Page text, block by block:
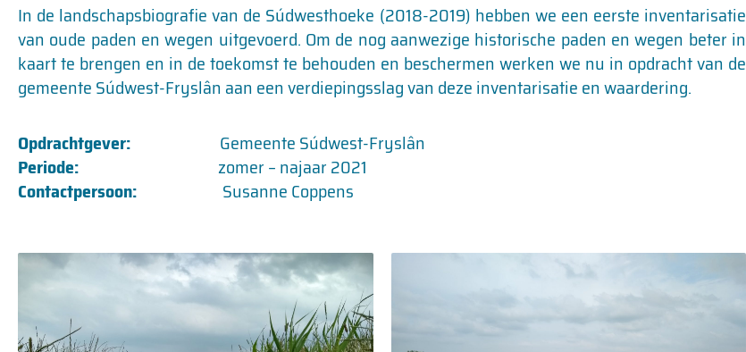
In de landschapsbiografie van de Súdwesthoeke (2018-2019) hebben we een eerste inventarisatie
van oude paden en wegen uitgevoerd. Om de nog aanwezige historische paden en wegen beter in
kaart te brengen en in de toekomst te behouden en beschermen werken we nu in opdracht van de
gemeente Súdwest-Fryslân aan een verdiepingsslag van deze inventarisatie en waardering.
Opdrachtgever: Gemeente Súdwest-Fryslân
Periode: zomer – najaar 2021
Contactpersoon: Susanne Coppens